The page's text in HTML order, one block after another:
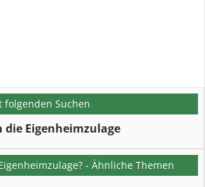
folgenden Suchen
die Eigenheimzulage
- Ähnliche Themen